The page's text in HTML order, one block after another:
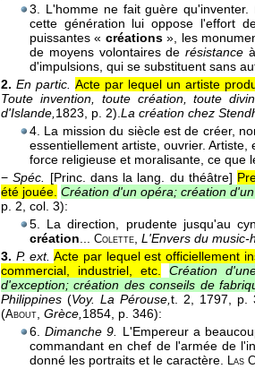
3. L'homme ne fait guère
cette génération lui oppose l'effort
puissantes « créations», les
de moyens volontaires derésistance
d'impulsions, qui se substituent sans
2. En partic. Acte par lequel un artiste
Toute invention, toute création, toute
d'Islande,1823, p. 2).La création chez
4. La mission du siècle est de créer,
essentiellement artiste, ouvrier.
force religieuse et moralisante, ce que
−Spéc. [Princ. dans la lang. du théâtre]
été jouée. Création d'un opéra; création
p. 2, col. 3):
5. La direction, prudente jusqu'au
création... Colette, L'Envers du music-
3. P. ext. Acte par lequel est officiellement
commercial, industriel, etc.
Création
d'exception; création des conseils de
Philippines (Voy. La Pérouse,t. 2, 1797, p.
(About, Grèce,1854, p. 346):
6.Dimanche 9. L'Empereur a
commandant en chef de l'armée de
donné les portraits et le caractère. Las